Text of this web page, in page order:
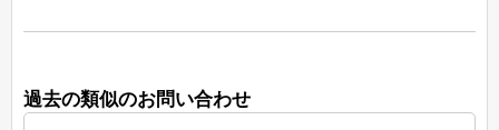
過去の類似のお問い合わせ